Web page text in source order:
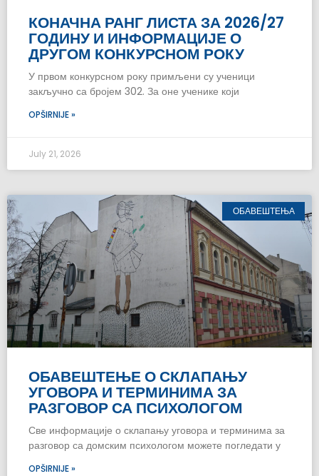
КОНАЧНА РАНГ ЛИСТА ЗА 2026/27
ГОДИНУ И ИНФОРМАЦИЈЕ О
ДРУГОМ КОНКУРСНОМ РОКУ
У првом конкурсном року примљени су ученици
закључно са бројем 302. За оне ученике који
OPŠIRNIJE »
July 21, 2026
ОБАВЕШТЕЊА
ОБАВЕШТЕЊЕ О СКЛАПАЊУ
УГОВОРА И ТЕРМИНИМА ЗА
РАЗГОВОР СА ПСИХОЛОГОМ
Све информације о склапању уговора и терминима за
разговор са домским психологом можете погледати у
OPŠIRNIJE »